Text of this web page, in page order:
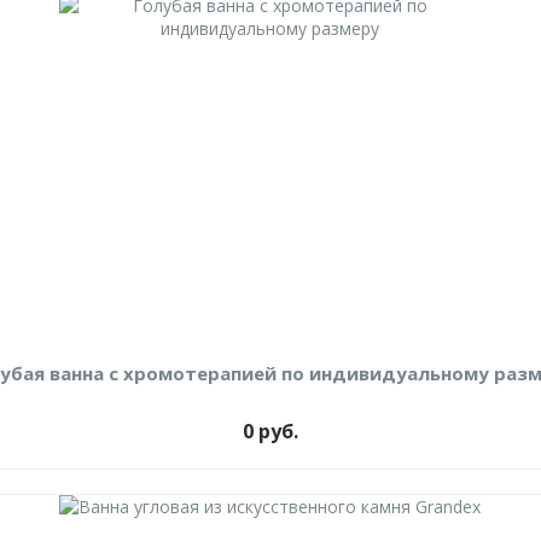
ванна с хромотерапией по индивидуальному
0 руб.